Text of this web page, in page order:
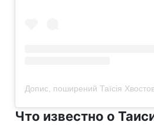
Что известно о